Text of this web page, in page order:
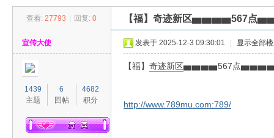
› ›
查看: 27793 回复: 0 【福】奇迹新区▅▅▅▅567
宣传大使
1439
主题
6
回帖
4682
积分
发表于 2025-12-3 09:30:01 显示全部
【福】 奇迹新区▅▅▅▅567点▅▅▅▅
http://www.789mu.com:789/